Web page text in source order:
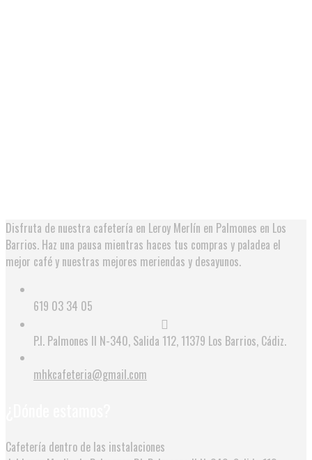
Disfruta de nuestra cafetería en Leroy Merlín en Palmones en Los
Barrios. Haz una pausa mientras haces tus compras y paladea el
mejor café y nuestras mejores meriendas y desayunos.
619 03 34 05
P.I. Palmones II N-340, Salida 112, 11379 Los Barrios, Cádiz.
mhkcafeteria@gmail.com
Cafetería dentro de las instalaciones